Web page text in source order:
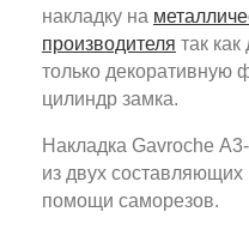
накладку на
производителя так
только декоративную
цилиндр замка.
Накладка Gavroche
из двух составляющих
помощи саморезов.